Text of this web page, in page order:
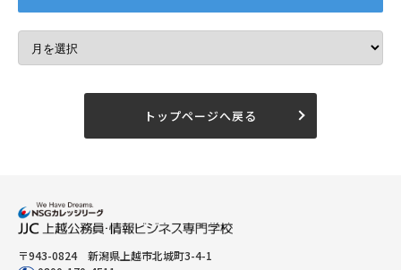
トップページへ戻る
〒943-0824 新潟県上越市北城町3-4-1